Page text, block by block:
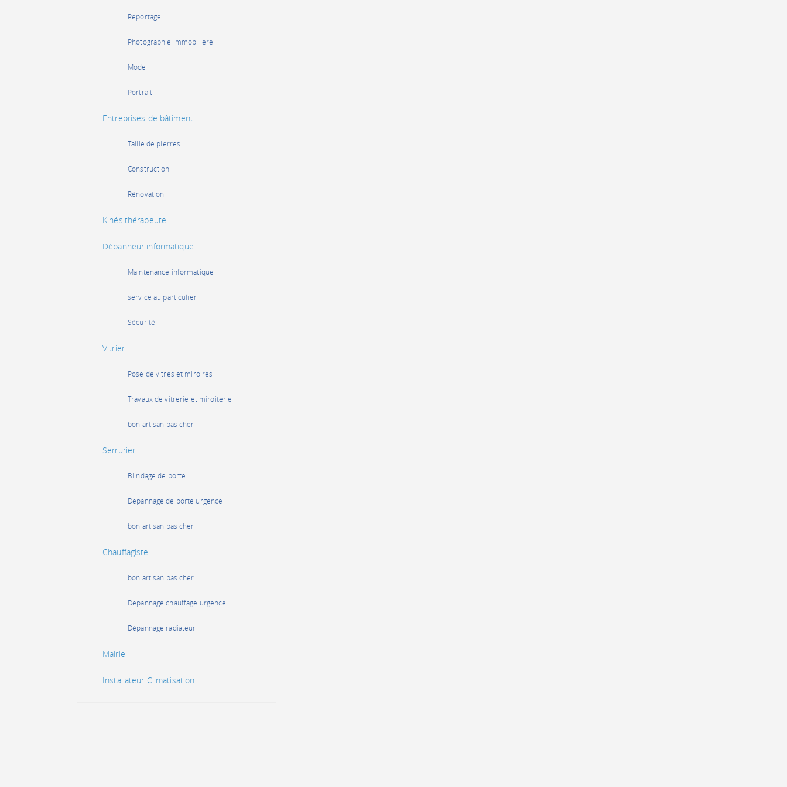
Reportage
Photographie immobilière
Mode
Portrait
Entreprises de bâtiment
Taille de pierres
Construction
Rénovation
Kinésithérapeute
Dépanneur informatique
Maintenance informatique
service au particulier
Sécurité
Vitrier
Pose de vitres et miroires
Travaux de vitrerie et miroiterie
bon artisan pas cher
Serrurier
Blindage de porte
Dépannage de porte urgence
bon artisan pas cher
Chauffagiste
bon artisan pas cher
Dépannage chauffage urgence
Dépannage radiateur
Mairie
Installateur Climatisation